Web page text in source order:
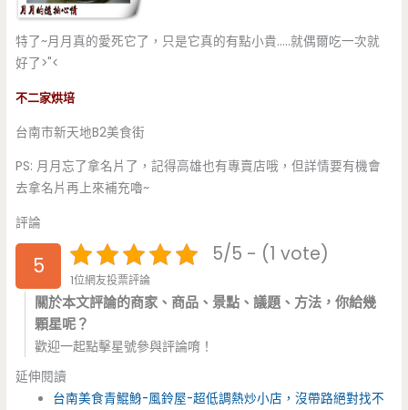
特了~月月真的愛死它了，只是它真的有點小貴…..就偶爾吃一次就
好了>"<
不二家烘培
台南市新天地B2美食街
PS: 月月忘了拿名片了，記得高雄也有專賣店哦，但詳情要有機會
去拿名片再上來補充嚕~
評論
5 5/5 - (1 vote)
1位網友投票評論
關於本文評論的商家、商品、景點、議題、方法，你給幾
顆星呢？
歡迎一起點擊星號參與評論唷！
延伸閱讀
台南美食青鯤鯓-風鈴屋-超低調熱炒小店，沒帶路絕對找不